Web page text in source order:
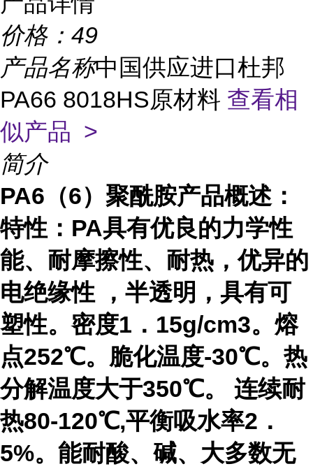
价格： 49
产品名称中国供应进口杜邦
PA66 8018HS原材料 查看相
似产品 >
简介
PA6（6）聚酰胺产品概述：
特性： PA具有优良的力学性
能、耐摩擦性、耐热，优异的
电绝缘性 ，半透明，具有可
塑性。密度1 ． 15g/cm3。熔
点252℃。脆化温度-30℃。热
分解温度大于350℃。 连续耐
热80-120℃,平衡吸水率2 ．
5%。能耐酸、碱、大多数无